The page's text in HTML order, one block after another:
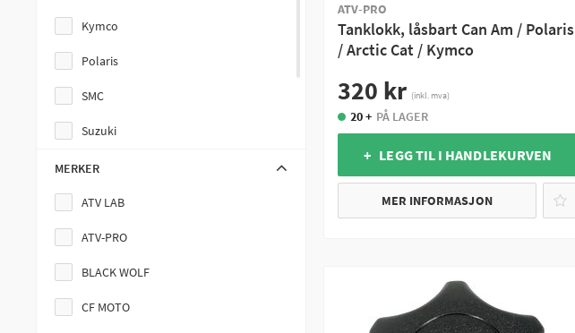
Kymco
Polaris
SMC
Suzuki
TGB
Yamaha
MERKER
ATV LAB
ATV-PRO
BLACK WOLF
CF MOTO
ATV-PRO
Tanklokk, låsbart Can Am / Polaris
/ Arctic Cat / Kymco
320 kr (inkl. mva)
20 + PÅ LAGER
+ LEGG TIL I HANDLEKURVEN
MER INFORMASJON